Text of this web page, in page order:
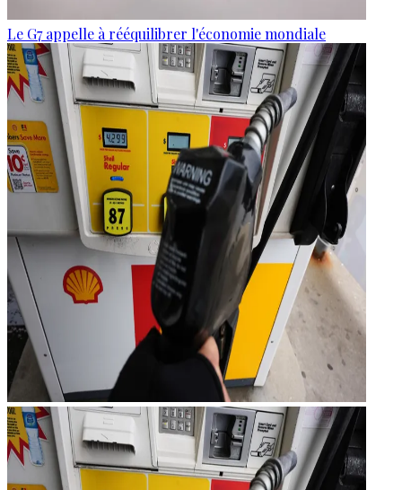
Le G7 appelle à rééquilibrer l'économie mondiale